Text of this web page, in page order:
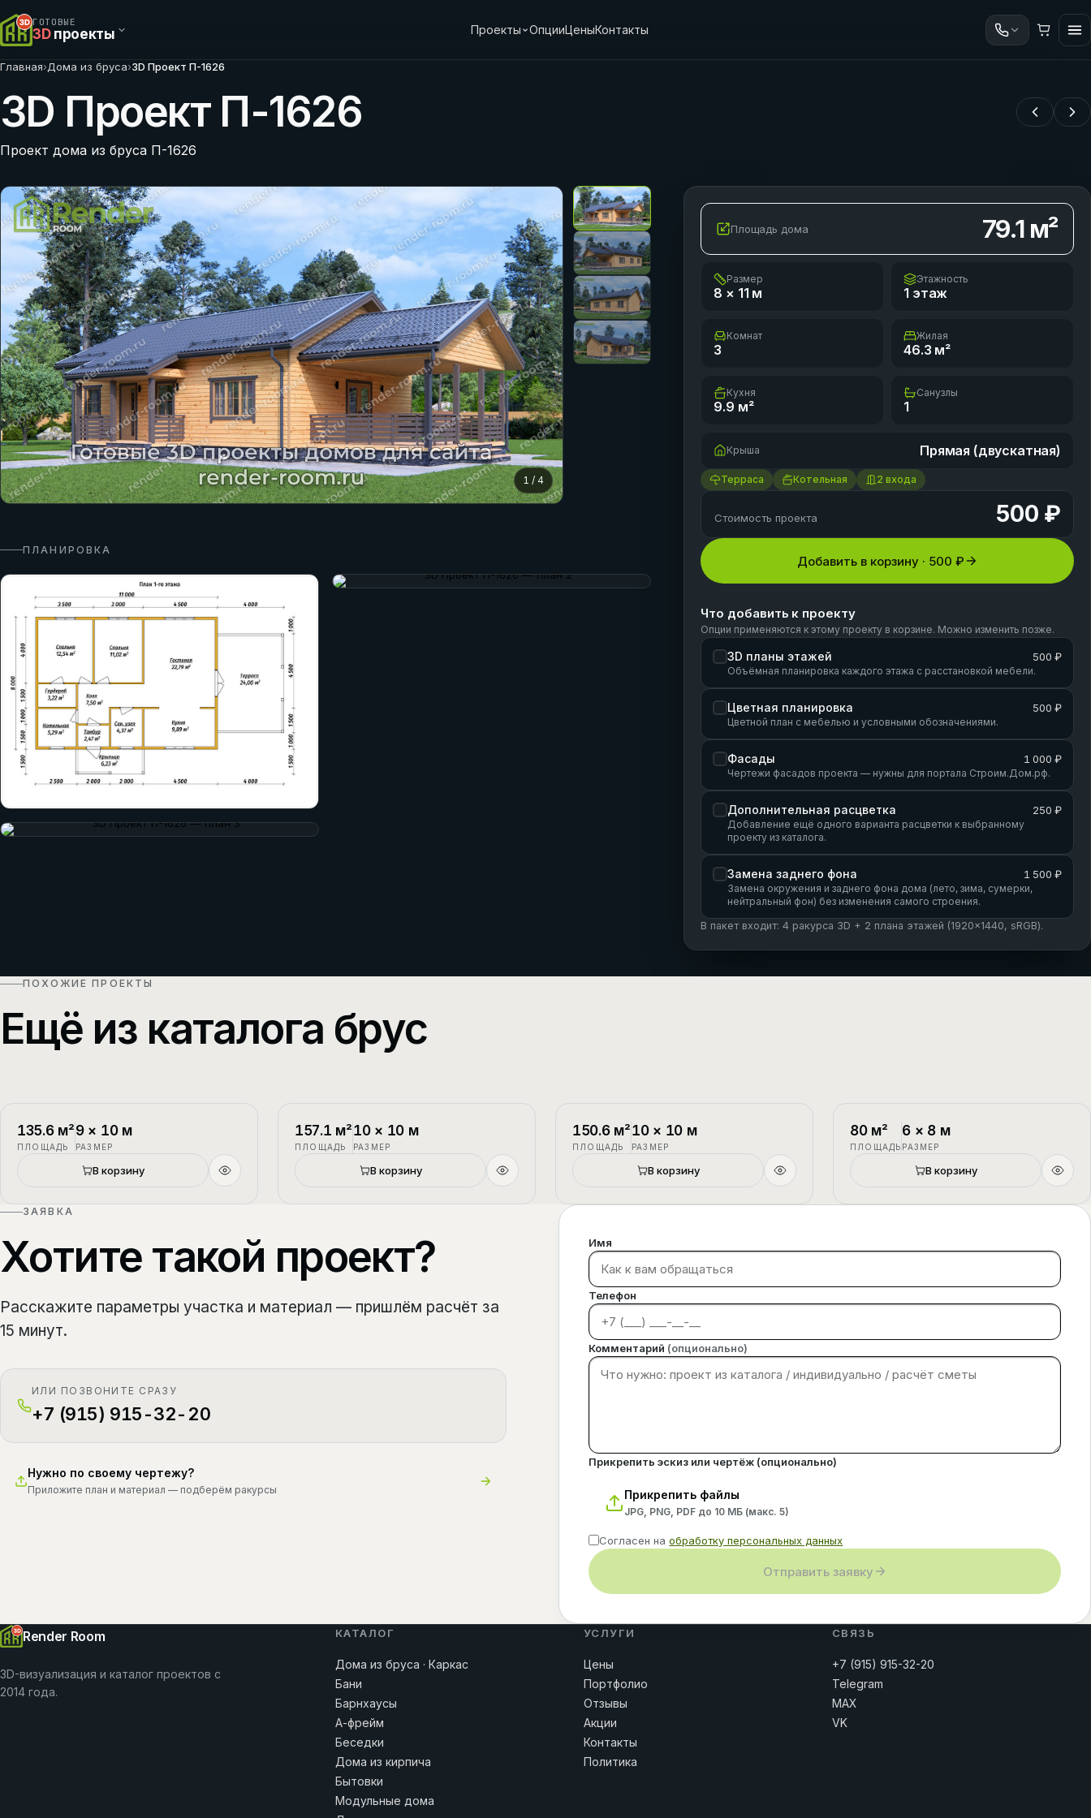
ГОТОВЫЕ
3Dпроекты Проекты ОпцииЦеныКонтакты
Главная›Дома из бруса›3D Проект П-1626
3D Проект П-1626
Проект дома из бруса П-1626
1 /4
ПЛАНИРОВКА
Площадь дома 79.1м²
Размер
8 × 11 м
Этажность
1 этаж
Комнат
3
Жилая
46.3 м²
Кухня
9.9 м²
Санузлы
1
Крыша Прямая (двускатная)
Терраса Котельная 2 входа
Стоимость проекта 500 ₽
Добавить в корзину · 500 ₽
Что добавить к проекту
Опции применяются к этому проекту в корзине. Можно изменить позже.
3D планы этажей 500 ₽
Объёмная планировка каждого этажа с расстановкой мебели.
Цветная планировка 500 ₽
Цветной план с мебелью и условными обозначениями.
Фасады 1 000 ₽
Чертежи фасадов проекта — нужны для портала Строим.Дом.рф.
Дополнительная расцветка 250 ₽
Добавление ещё одного варианта расцветки к выбранному
проекту из каталога.
Замена заднего фона 1 500 ₽
Замена окружения и заднего фона дома (лето, зима, сумерки,
нейтральный фон) без изменения самого строения.
В пакет входит: 4 ракурса 3D + 2 плана этажей (1920×1440, sRGB).
ПОХОЖИЕ ПРОЕКТЫ
Ещё из каталога брус
П-1
135.6м²
ПЛОЩАДЬ
9× 10м
РАЗМЕР
В корзину
П-2
157.1 м²
ПЛОЩАДЬ
10× 10 м
РАЗМЕР
В корзину
П-3
150.6м²
ПЛОЩАДЬ
10× 10 м
РАЗМЕР
В корзину
П-4
80м²
ПЛОЩАДЬ
6 × 8 м
РАЗМЕР
В корзину
ЗАЯВКА
Хотите такой проект?
Расскажите параметры участка и материал — пришлём расчёт за
15 минут.
ИЛИ ПОЗВОНИТЕ СРАЗУ
+7 (915) 915-32-20
Нужно по своему чертежу?
Приложите план и материал — подберём ракурсы
Имя
Телефон
Комментарий (опционально)
Прикрепить эскиз или чертёж (опционально)
Прикрепить файлы
JPG, PNG, PDF до 10 МБ (макс.5)
Согласен наобработку персональных данных
Отправить заявку
Render Room
3D-визуализация и каталог проектов с
2014 года.
КАТАЛОГ
Дома из бруса · Каркас
Бани
Барнхаусы
А-фрейм
Беседки
Дома из кирпича
Бытовки
Модульные дома
УСЛУГИ
Цены
Портфолио
Отзывы
Акции
Контакты
Политика
СВЯЗЬ
+7 (915) 915-32-20
Telegram
MAX
VK